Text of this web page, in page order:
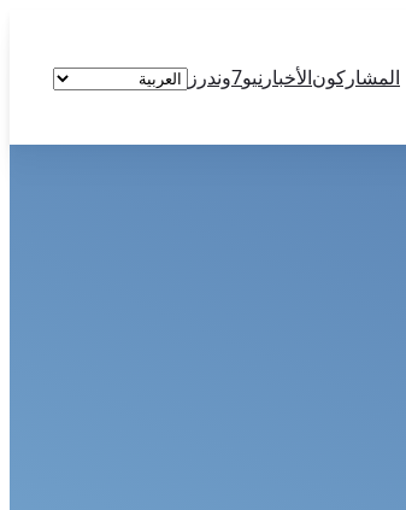
المشاركونالأخبار نيو7وندرز
اختر